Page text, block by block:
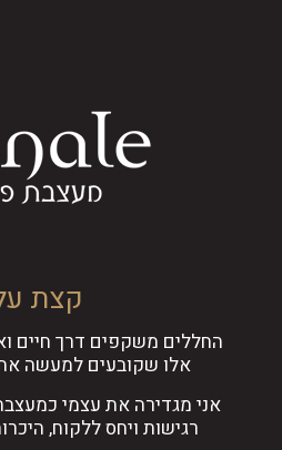
קצת
החללים משקפים דרך חיים
אלו שקובעים למעשה
אני מגדירה את עצמי
רגישות ויחס ללקוח,